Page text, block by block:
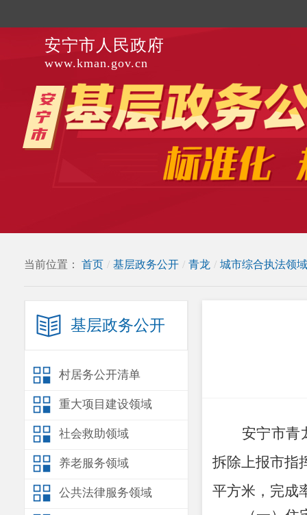
安宁市人民政府
www.kman.gov.cn
当前位置： 首页 / 基层政务公开 / 青龙 / 城市综合执法领域
基层政务公开
村居务公开清单
重大项目建设领域
社会救助领域
养老服务领域
公共法律服务领域
安宁市青
拆除上报市指
平方米 ，完成